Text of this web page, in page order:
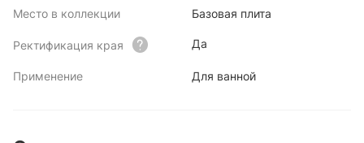
Место в коллекции Базовая плита
Ректификация края Да
Применение Для ванной